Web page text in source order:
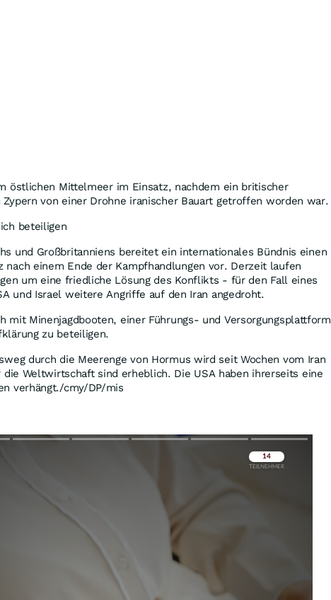
östlichen Mittelmeer im Einsatz, nachdem ein britischer
von einer Drohne iranischer Bauart getroffen worden war.
beteiligen
und Großbritanniens bereitet ein internationales Bündnis einen
nach einem Ende der Kampfhandlungen vor. Derzeit laufen
um eine friedliche Lösung des Konflikts - für den Fall eines
und Israel weitere Angriffe auf den Iran angedroht.
mit Minenjagdbooten, einer Führungs- und Versorgungsplattform
zu beteiligen.
durch die Meerenge von Hormus wird seit Wochen vom Iran
Weltwirtschaft sind erheblich. Die USA haben ihrerseits eine
verhängt./cmy/DP/mis